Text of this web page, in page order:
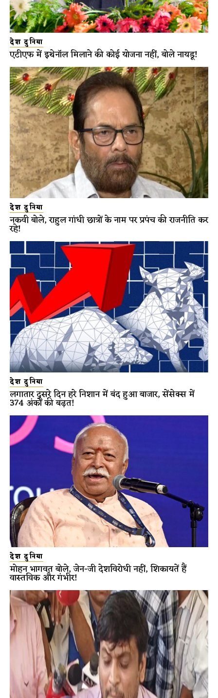
देश दुनिया
एटीएफ में इथेनॉल मिलाने की कोई योजना नहीं, बोले नायडू!
देश दुनिया
नकवी बोले, राहुल गांधी छात्रों के नाम पर प्रपंच की राजनीति कर
रहे!
देश दुनिया
लगातार दूसरे दिन हरे निशान में बंद हुआ बाजार, सेंसेक्स में
374 अंकों की बढ़त!
देश दुनिया
मोहन भागवत बोले, जेन-जी देशविरोधी नहीं, शिकायतें हैं
वास्तविक और गंभीर!